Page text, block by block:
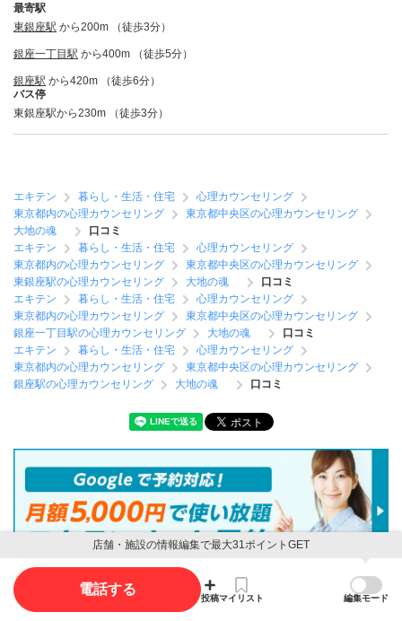
最寄駅
東銀座駅 から200m （徒歩3分）
銀座一丁目駅 から400m （徒歩5分）
銀座駅 から420m （徒歩6分）
バス停
東銀座駅から230m （徒歩3分）
エキテン 暮らし・生活・住宅
心理カウンセリング
東京都内の心理カウンセリング
東京都中央区の心理カウンセリング
大地の魂
口コミ
エキテン
暮らし・生活・住宅
心理カウンセリング
東京都内の心理カウンセリング
東京都中央区の心理カウンセリング
東銀座駅の心理カウンセリング
大地の魂
口コミ
エキテン
暮らし・生活・住宅
心理カウンセリング
東京都内の心理カウンセリング
東京都中央区の心理カウンセリング
銀座一丁目駅の心理カウンセリング
大地の魂
口コミ
エキテン
暮らし・生活・住宅
心理カウンセリング
東京都内の心理カウンセリング
東京都中央区の心理カウンセリング
銀座駅の心理カウンセリング
大地の魂 口コミ
店舗・施設の情報編集で最大31ポイントGET
電話する
投稿マイリスト 編集モード